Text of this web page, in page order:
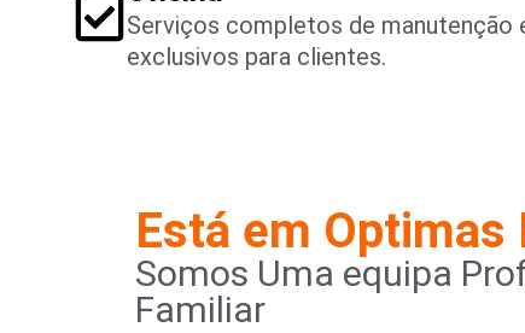
Serviços completos de manutenção
exclusivos para clientes.
Está em Optimas
Somos Uma equipa
Familiar